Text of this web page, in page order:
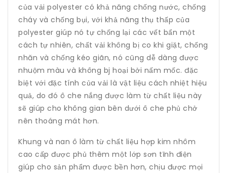
của vải polyester có khả năng chống nước, chống
cháy và chống bụi, với khả năng thụ thấp của
polyester giúp nó tự chống lại các vết bẩn một
cách tự nhiên, chất vải không bị co khi giặt, chống
nhăn và chống kéo giãn, nó cũng dễ dàng được
nhuộm màu và không bj hoại bởi nấm mốc. đặc
biệt với đặc tính của vải là vật liệu cách nhiệt hiệu
quả, do đó ô che nắng được làm từ chất liệu này
sẽ giúp cho không gian bên dưới ô che phủ chở
nên thoáng mát hơn.
Khung và nan ô làm từ chất liệu hợp kim nhôm
cao cấp được phủ thêm một lớp sơn tĩnh điện
giúp cho sản phẩm được bền hơn, chịu được mọi